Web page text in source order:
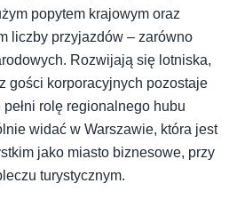
popytem krajowym oraz
liczby przyjazdów – zarówno
Rozwijają się lotniska,
gości korporacyjnych pozostaje
rolę regionalnego hubu
widać w Warszawie, która jest
jako miasto biznesowe, przy
turystycznym.